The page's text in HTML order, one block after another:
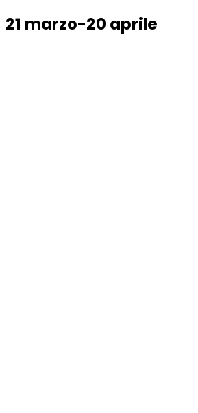
21 marzo-20 aprile